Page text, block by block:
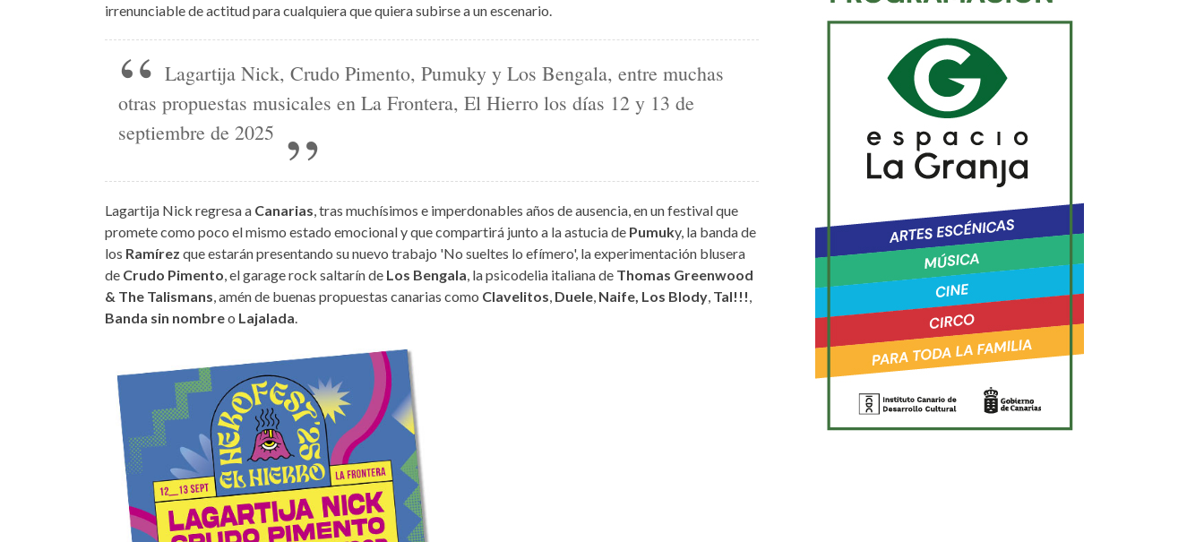
irrenunciable de actitud para cualquiera que quiera subirse a un escenario.
Lagartija Nick, Crudo Pimento, Pumuky y Los Bengala, entre muchas
otras propuestas musicales en La Frontera, El Hierro los días 12 y 13 de
septiembre de 2025
Lagartija Nick regresa a Canarias, tras muchísimos e imperdonables años de ausencia, en un festival que
promete como poco el mismo estado emocional y que compartirá junto a la astucia de Pumuky, la banda de
los Ramírez que estarán presentando su nuevo trabajo 'No sueltes lo efímero', la experimentación blusera
de Crudo Pimento, el garage rock saltarín de Los Bengala, la psicodelia italiana de Thomas Greenwood
& The Talismans, amén de buenas propuestas canarias como Clavelitos, Duele, Naife, Los Blody, Tal!!!,
Banda sin nombreo Lajalada.
cartel-herofest-el-hierro-2025.jpg